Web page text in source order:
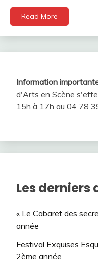
Read More
Information
d'Arts en Scène
15h à 17h au 04 78
Les derniers
« Le Cabaret des
année
Festival Exquises
2ème année